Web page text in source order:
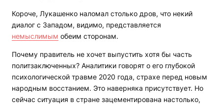
Короче, Лукашенко наломал столько дров, что некий
диалог с Западом, видимо, представляется
немыслимым обеим сторонам.
Почему правитель не хочет выпустить хотя бы часть
политзаключенных? Аналитики говорят о его глубокой
психологической травме 2020 года, страхе перед новым
народным восстанием. Это наверняка присутствует. Но
сейчас ситуация в стране зацементирована настолько,